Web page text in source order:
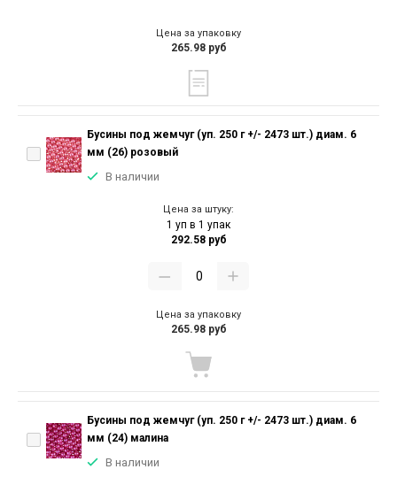
Цена за упаковку
265.98 руб
Бусины под жемчуг (уп. 250 г +/- 2473 шт.) диам. 6
мм (26) розовый
В наличии
Цена за штуку:
1 уп в 1 упак
292.58 руб
Цена за упаковку
265.98 руб
Бусины под жемчуг (уп. 250 г +/- 2473 шт.) диам. 6
мм (24) малина
В наличии